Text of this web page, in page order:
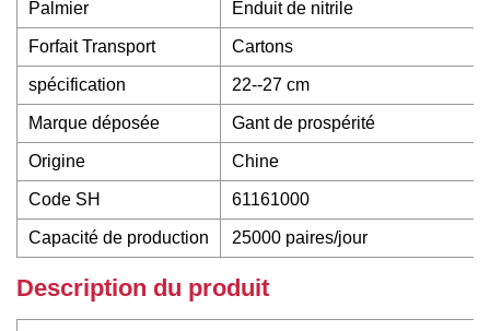
Palmier Enduit de nitrile
Forfait Transport Cartons
spécification 22--27 cm
Marque déposée Gant de prospérité
Origine Chine
Code SH 61161000
Capacité de production 25000 paires/jour
Description du produit